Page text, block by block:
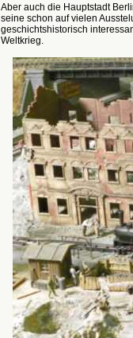
Aber auch die Hauptstadt
seine schon auf vielen
geschichtshistorisch
Weltkrieg.